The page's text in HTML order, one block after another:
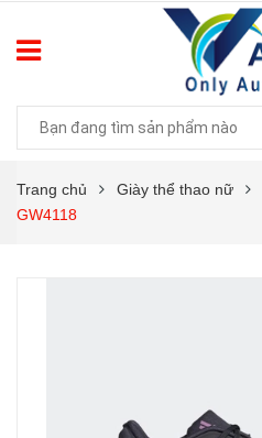
Trang chủ Giày thể thao nữ
GW4118